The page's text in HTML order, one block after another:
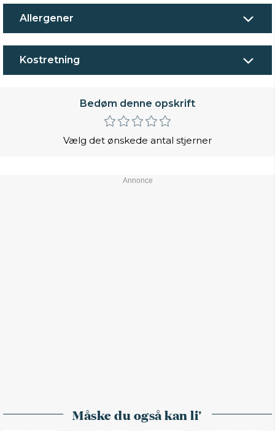
Allergener
Kostretning
Bedøm denne opskrift
Vælg det ønskede antal stjerner
Måske du også kan li'